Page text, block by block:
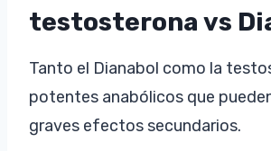
testosterona vs
Tanto el Dianabol como la
potentes anabólicos que
graves efectos secundarios.